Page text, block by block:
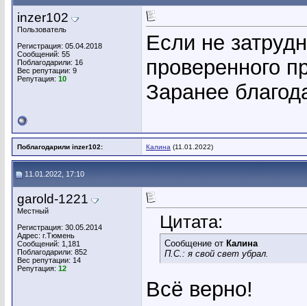
inzer102
Пользователь
Регистрация: 05.04.2018
Сообщений: 55
Поблагодарили: 16
Вес репутации: 9
Репутация: 10
Если не
проверенного
Заранее
Поблагодарили inzer102: Калина (11.01.2022)
11.01.2022, 17:10
garold-1221
Местный
Регистрация: 30.05.2014
Адрес: г.Тюмень
Сообщений: 1,181
Поблагодарили: 852
Вес репутации: 14
Репутация: 12
Цитата:
Сообщение от Калина
П.С.: я свой свет убрал.
Всё верно!